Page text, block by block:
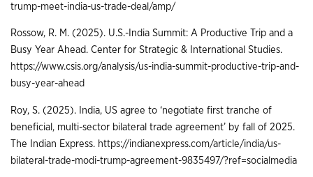
trump-meet-india-us-trade-deal/amp/
Rossow, R. M. (2025). U.S.-India Summit: A Productive Trip and a
Busy Year Ahead. Center for Strategic & International Studies.
https://www.csis.org/analysis/us-india-summit-productive-trip-and-
busy-year-ahead
Roy, S. (2025). India, US agree to ‘negotiate first tranche of
beneficial, multi-sector bilateral trade agreement’ by fall of 2025.
The Indian Express. https://indianexpress.com/article/india/us-
bilateral-trade-modi-trump-agreement-9835497/?ref=socialmedia